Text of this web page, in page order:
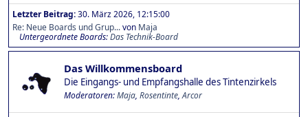
Letzter Beitrag:30. März 2026, 12:15:00
Re: Neue Boards und Grup...von Maja
Untergeordnete Boards Das Technik-Board
Das Willkommensboard
Die Eingangs- und Empfangshalle des Tintenzirkels
Moderatoren:Maja, Rosentinte,Arcor